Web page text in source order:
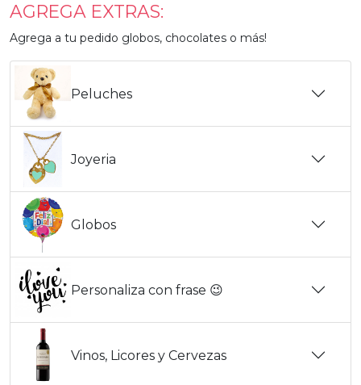
AGREGA EXTRAS:
Agrega a tu pedido globos, chocolates o más!
Peluches
Joyeria
Globos
Personaliza con frase 😉
Vinos, Licores y Cervezas